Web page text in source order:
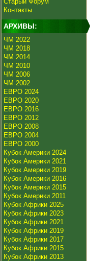
Контакты
АРХИВЫ:
ЧМ 2022
ЧМ 2018
ЧМ 2014
ЧМ 2010
ЧМ 2006
ЧМ 2002
ЕВРО 2024
ЕВРО 2020
ЕВРО 2016
ЕВРО 2012
ЕВРО 2008
ЕВРО 2004
ЕВРО 2000
Кубок Америки 2024
Кубок Америки 2021
Кубок Америки 2019
Кубок Америки 2016
Кубок Америки 2015
Кубок Америки 2011
Кубок Африки 2025
Кубок Африки 2023
Кубок Африки 2021
Кубок Африки 2019
Кубок Африки 2017
Кубок Африки 2015
Кубок Африки 2013